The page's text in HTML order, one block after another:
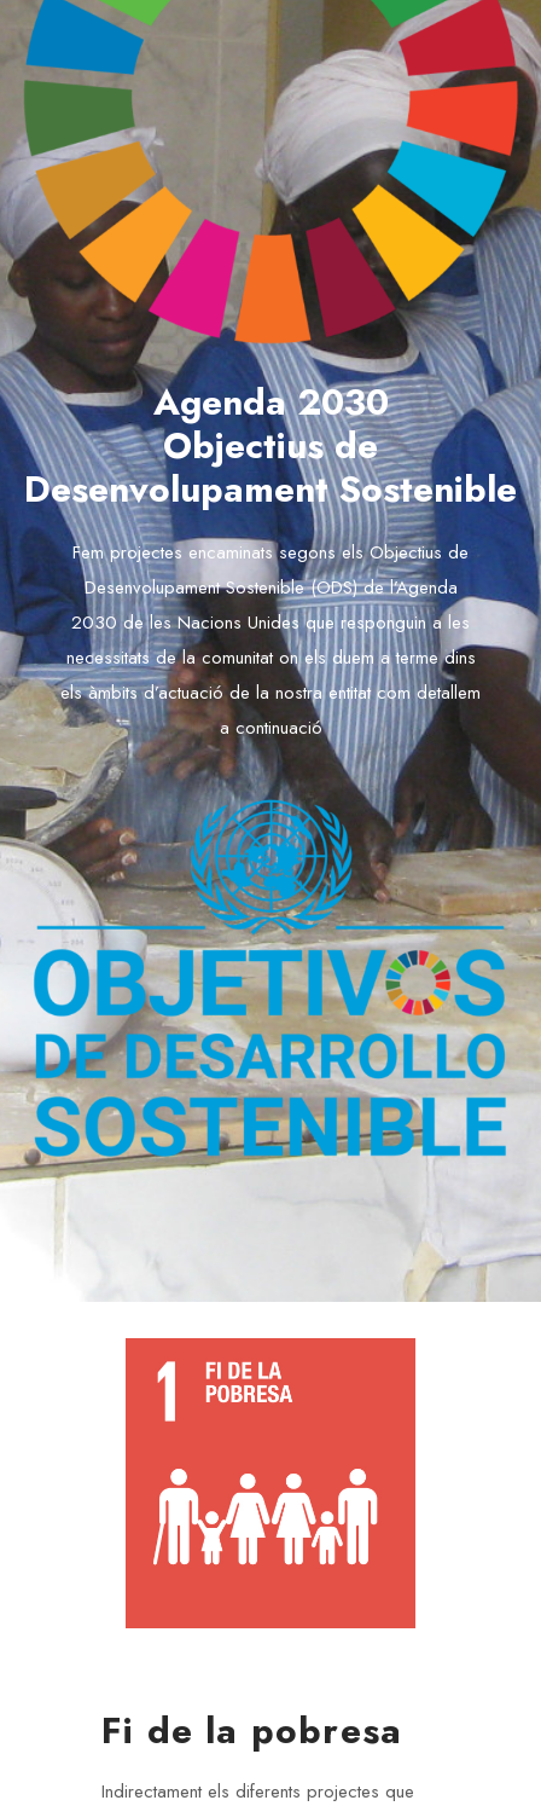
Agenda 2030
Objectius de
Desenvolupament Sostenible
Fem projectes encaminats segons els Objectius de
Desenvolupament Sostenible (ODS) de l’Agenda
2030 de les Nacions Unides que responguin a les
necessitats de la comunitat on els duem a terme dins
els àmbits d’actuació de la nostra entitat com detallem
a continuació
Fi de la pobresa
Indirectament els diferents projectes que